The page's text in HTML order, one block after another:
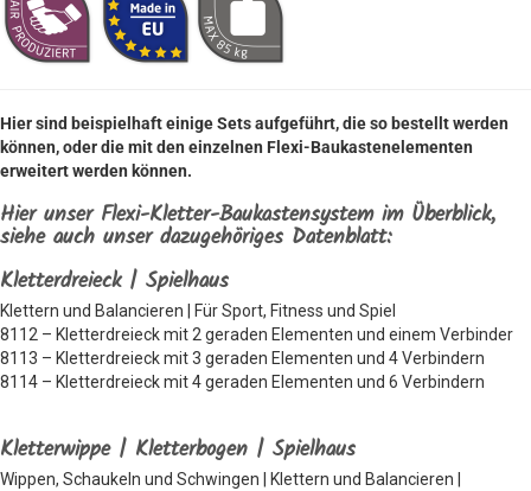
Hier sind beispielhaft einige Sets aufgeführt, die so bestellt werden
können, oder die mit den einzelnen Flexi-Baukastenelementen
erweitert werden können.
Hier unser Flexi-Kletter-Baukastensystem im Überblick,
siehe auch unser dazugehöriges Datenblatt:
Kletterdreieck | Spielhaus
Klettern und Balancieren | Für Sport, Fitness und Spiel
8112 – Kletterdreieck mit 2 geraden Elementen und einem Verbinder
8113 – Kletterdreieck mit 3 geraden Elementen und 4 Verbindern
8114 – Kletterdreieck mit 4 geraden Elementen und 6 Verbindern
Kletterwippe | Kletterbogen | Spielhaus
Wippen, Schaukeln und Schwingen | Klettern und Balancieren |